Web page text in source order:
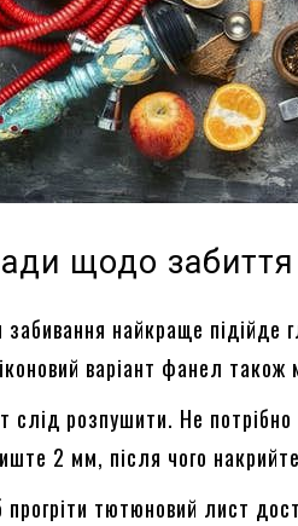
щодо
найкраще підійде
варіант фанел
слід розпушити. Не
2 мм, після чого
тютюновий лист